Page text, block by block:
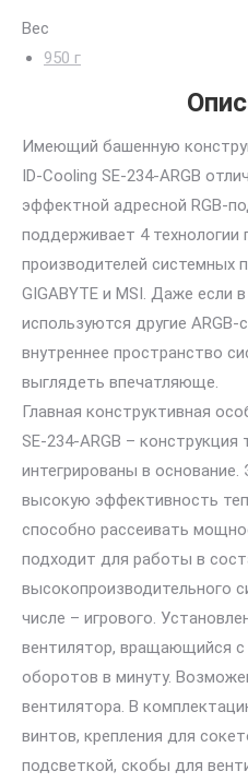
Вес
950 г
Имеющий башенную
ID-Cooling SE-234-ARGB
эффектной адресной RGB-
поддерживает 4
производителей системных
GIGABYTE и MSI. Даже если
используются другие
внутреннее пространство
выглядеть впечатляюще.
Главная конструктивная
SE-234-ARGB –
интегрированы в
высокую эффективность
способно рассеивать
подходит для работы в
высокопроизводительного
числе – игрового.
вентилятор, вращающийся
оборотов в минуту.
вентилятора. В
винтов, крепления для
подсветкой, скобы для